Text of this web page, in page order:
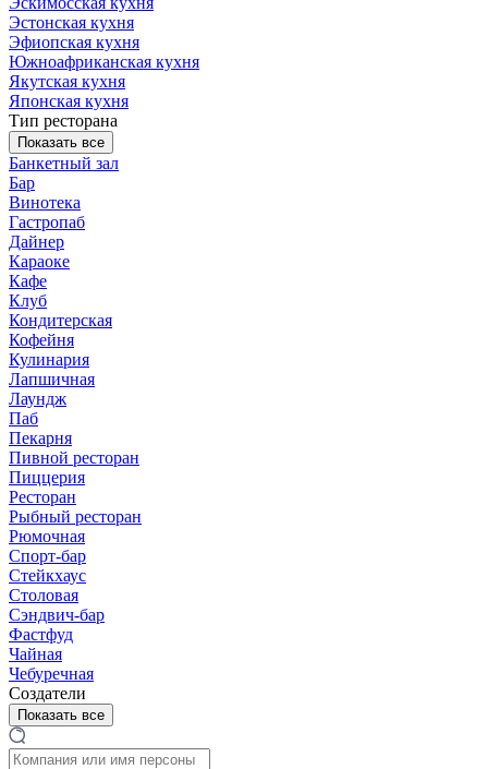
Эстонская кухня
Эфиопская кухня
Южноафриканская кухня
Якутская кухня
Японская кухня
Тип ресторана
Показать все
Банкетный зал
Бар
Винотека
Гастропаб
Дайнер
Караоке
Кафе
Клуб
Кондитерская
Кофейня
Кулинария
Лапшичная
Лаундж
Паб
Пекарня
Пивной ресторан
Пиццерия
Ресторан
Рыбный ресторан
Рюмочная
Спорт-бар
Стейкхаус
Столовая
Сэндвич-бар
Фастфуд
Чайная
Чебуречная
Создатели
Показать все